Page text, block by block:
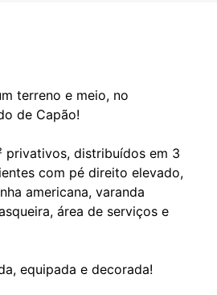
terreno e meio, no
de Capão!
privativos, distribuídos em 3
com pé direito elevado,
americana, varanda
área de serviços e
equipada e decorada!